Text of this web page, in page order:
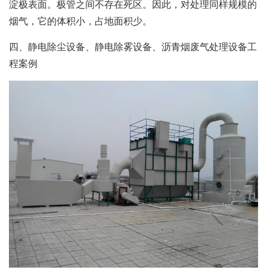
淀极表面。极管之间不存在死区。因此，对处理同样规模的
烟气，它的体积小，占地面积少。
四、静电除尘设备、静电除雾设备、沥青烟废气处理设备工
程案例